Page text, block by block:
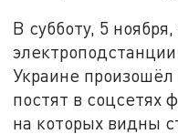
В субботу, 5
Украине
постят в соцсетях
на которых видны